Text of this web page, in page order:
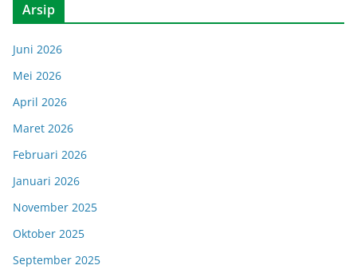
Arsip
Juni 2026
Mei 2026
April 2026
Maret 2026
Februari 2026
Januari 2026
November 2025
Oktober 2025
September 2025